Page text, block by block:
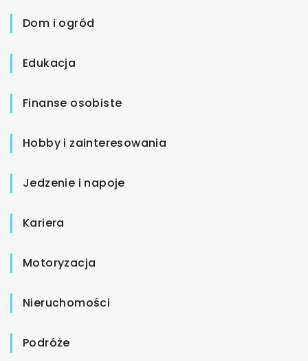
Dom i ogród
Edukacja
Finanse osobiste
Hobby i zainteresowania
Jedzenie i napoje
Kariera
Motoryzacja
Nieruchomości
Podróże